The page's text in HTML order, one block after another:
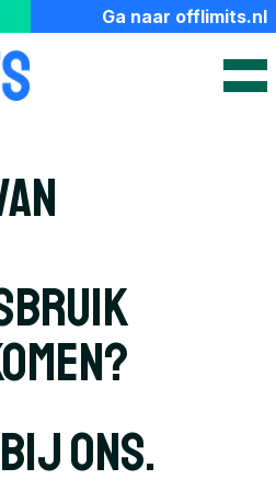
Ga naar offlimits.nl
Service
ons.